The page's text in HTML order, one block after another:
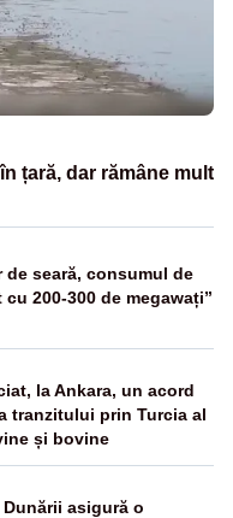
țară, dar rămâne mult
de seară, consumul de
200-300 de megawați”
la Ankara, un acord
tranzitului prin Turcia al
și bovine
asigură o